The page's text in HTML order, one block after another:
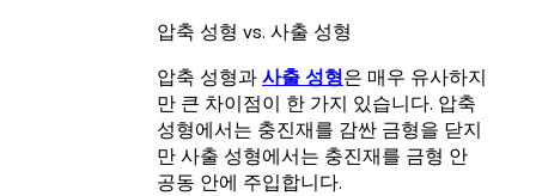
압축 성형 vs. 사출 성형
압축 성형과 사출 성형은 매우 유사하지
만 큰 차이점이 한 가지 있습니다. 압축
성형에서는 충진재를 감싼 금형을 닫지
만 사출 성형에서는 충진재를 금형 안
공동 안에 주입합니다.